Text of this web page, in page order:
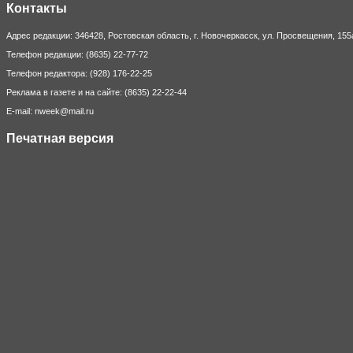
Контакты
Адрес редакции: 346428, Ростовская область, г. Новочеркасск, ул. Просвещения,
Телефон редакции: (8635) 22-77-72
Телефон редактора: (928) 176-22-25
Реклама в газете и на сайте: (8635) 22-22-44
E-mail: nweek@mail.ru
Печатная версия